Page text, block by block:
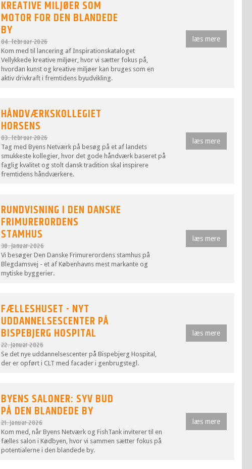
KREATIVE MILJØER SOM
MOTOR FOR DEN BLANDEDE
BY
04. februar 2026
Kom med til lancering af Inspirationskataloget
Vellykkede kreative miljøer, hvor vi sætter fokus på,
hvordan kunst og kreative miljøer kan bruges som en
aktiv drivkraft i fremtidens byudvikling.
læs mere
HÅNDVÆRKSKOLLEGIET
HORSENS
03. februar 2026
Tag med Byens Netværk på besøg på et af landets
smukkeste kollegier, hvor det gode håndværk baseret på
faglig kvalitet og stolt dansk tradition skal inspirere
fremtidens håndværkere.
læs mere
RUNDVISNING I DEN DANSKE
FRIMURERORDENS
STAMHUS
30. januar 2026
Vi besøger Den Danske Frimurerordens stamhus på
Blegdamsvej - et af Københavns mest markante og
mytiske byggerier.
læs mere
FÆLLESHUSET - NYT
UDDANNELSESCENTER PÅ
BISPEBJERG HOSPITAL
22. januar 2026
Se det nye uddannelsescenter på Bispebjerg Hospital,
der er opført i CLT med facader i genbrugstegl.
læs mere
BYENS SALONER: SYV BUD
PÅ DEN BLANDEDE BY
21. januar 2026
Kom med, når Byens Netværk og FishTank inviterer til en
fælles salon i Kødbyen, hvor vi sammen sætter fokus på
potentialerne i den blandede by.
læs mere